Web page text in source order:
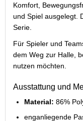
Komfort,
und Spiel ausgelegt.
Serie.
Für Spieler und
dem Weg zur Halle,
nutzen möchten.
Ausstattung und
Material: 86%
enganliegende